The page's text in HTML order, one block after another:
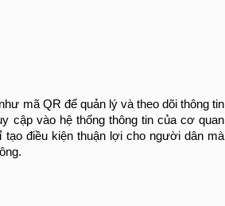
mã QR để quản lý và theo dõi thông tin
cập vào hệ thống thông tin của cơ quan
điều kiện thuận lợi cho người dân mà